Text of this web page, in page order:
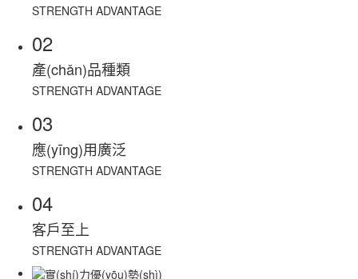
STRENGTH ADVANTAGE
02
產(chǎn)品種類
STRENGTH ADVANTAGE
03
應(yīng)用廣泛
STRENGTH ADVANTAGE
04
客戶至上
STRENGTH ADVANTAGE